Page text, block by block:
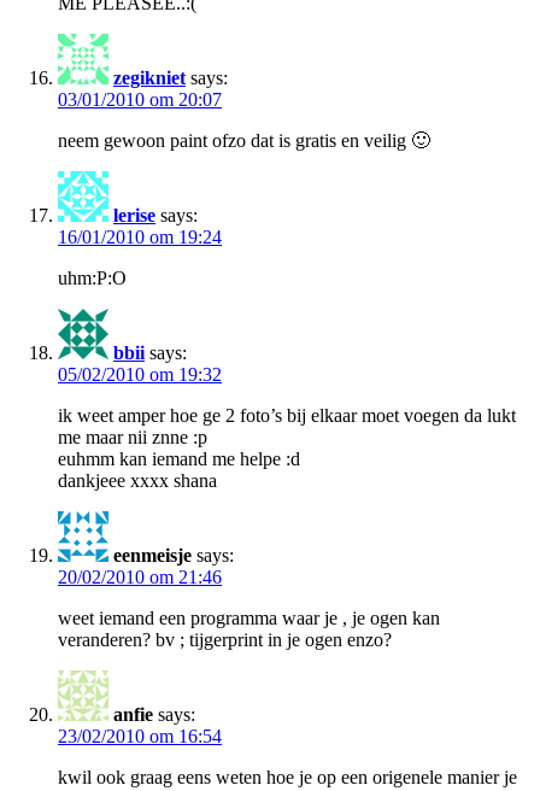
zegikniet says:
03/01/2010 om 20:07
neem gewoon paint ofzo dat is gratis en veilig 🙂
lerise says:
16/01/2010 om 19:24
uhm:P:O
bbii says:
05/02/2010 om 19:32
ik weet amper hoe ge 2 foto’s bij elkaar moet voegen da lukt
me maar nii znne :p
euhmm kan iemand me helpe :d
dankjeee xxxx shana
eenmeisje says:
20/02/2010 om 21:46
weet iemand een programma waar je , je ogen kan
veranderen? bv ; tijgerprint in je ogen enzo?
anfie says:
23/02/2010 om 16:54
kwil ook graag eens weten hoe je op een origenele manier je